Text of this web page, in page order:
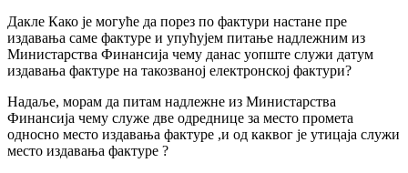
Дакле Како је могуће да порез по фактури настане пре
издавања саме фактуре и упућујем питање надлежним из
Министарства Финансија чему данас уопште служи датум
издавања фактуре на такозваној електронској фактури?
Надаље, морам да питам надлежне из Министарства
Финансија чему служе две одреднице за место промета
односно место издавања фактуре ,и од каквог је утицаја служи
место издавања фактуре ?